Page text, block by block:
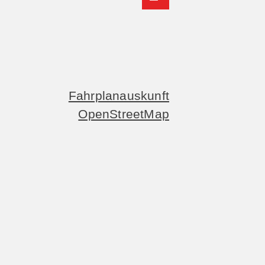
Fahrplanauskunft
OpenStreetMap